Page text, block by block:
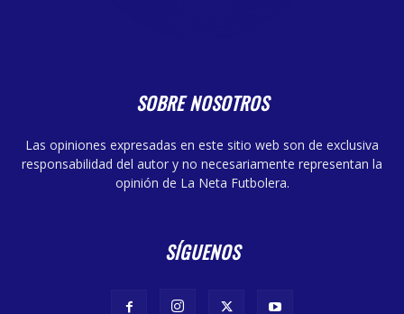
SOBRE NOSOTROS
Las opiniones expresadas en este sitio web son de exclusiva
responsabilidad del autor y no necesariamente representan la
opinión de La Neta Futbolera.
SÍGUENOS